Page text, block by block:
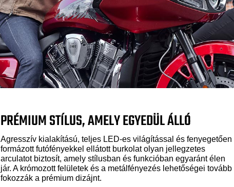
PRÉMIUM STÍLUS, AMELY EGYEDÜL ÁLLÓ
Agresszív kialakítású, teljes LED-es világítással és fenyegetően
formázott futófényekkel ellátott burkolat olyan jellegzetes
arculatot biztosít, amely stílusban és funkcióban egyaránt élen
jár. A krómozott felületek és a metálfényezés lehetőségei tovább
fokozzák a prémium dizájnt.